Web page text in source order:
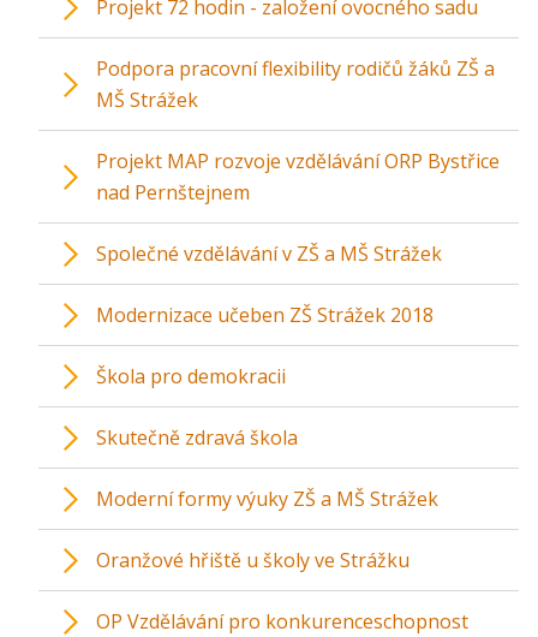
Projekt 72 hodin - založení ovocného sadu
Podpora pracovní flexibility rodičů žáků ZŠ a
MŠ Strážek
Projekt MAP rozvoje vzdělávání ORP Bystřice
nad Pernštejnem
Společné vzdělávání v ZŠ a MŠ Strážek
Modernizace učeben ZŠ Strážek 2018
Škola pro demokracii
Skutečně zdravá škola
Moderní formy výuky ZŠ a MŠ Strážek
Oranžové hřiště u školy ve Strážku
OP Vzdělávání pro konkurenceschopnost